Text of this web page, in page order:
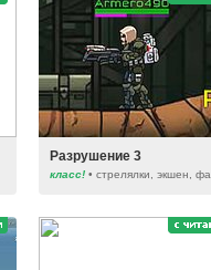
Разрушение 3
класс! • стрелялки, экшен, фантастические, серия raze